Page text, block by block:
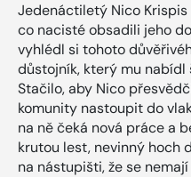
Jedenáctiletý Nico Krispis
co nacisté obsadili jeho
vyhlédl si tohoto
důstojník, který mu nabídl
Stačilo, aby Nico
komunity nastoupit do
na ně čeká nová práce a
krutou lest, nevinný hoch
na nástupišti, že se